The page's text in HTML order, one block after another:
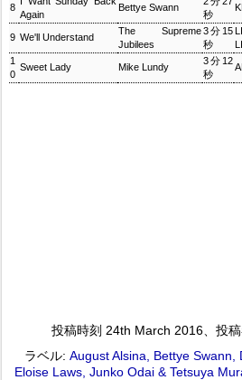
8
Again
Bettye Swann
秒
9 We'll Understand
The Supreme
Jubilees
3分15
秒
1
0
Sweet Lady Mike Lundy
3分12
秒
投稿時刻 24th March 2016、投
ラベル: August Alsina Bettye Swann
Eloise Laws Junko Odai & Tetsuya